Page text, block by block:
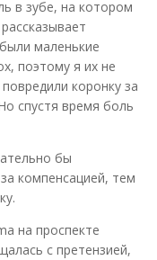
в зубе, на котором
маленькие
поэтому я их не
коронку за
спустя время боль
бы
компенсацией, тем
на проспекте
с претензией,